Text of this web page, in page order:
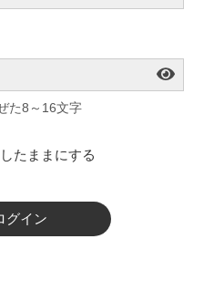
た8～16文字
たままにする
グイン